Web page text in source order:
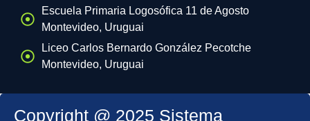
Escuela Primaria Logosófica 11 de Agosto
Montevideo, Uruguai
Liceo Carlos Bernardo González Pecotche
Montevideo, Uruguai
Copyright @ 2025 Sistema